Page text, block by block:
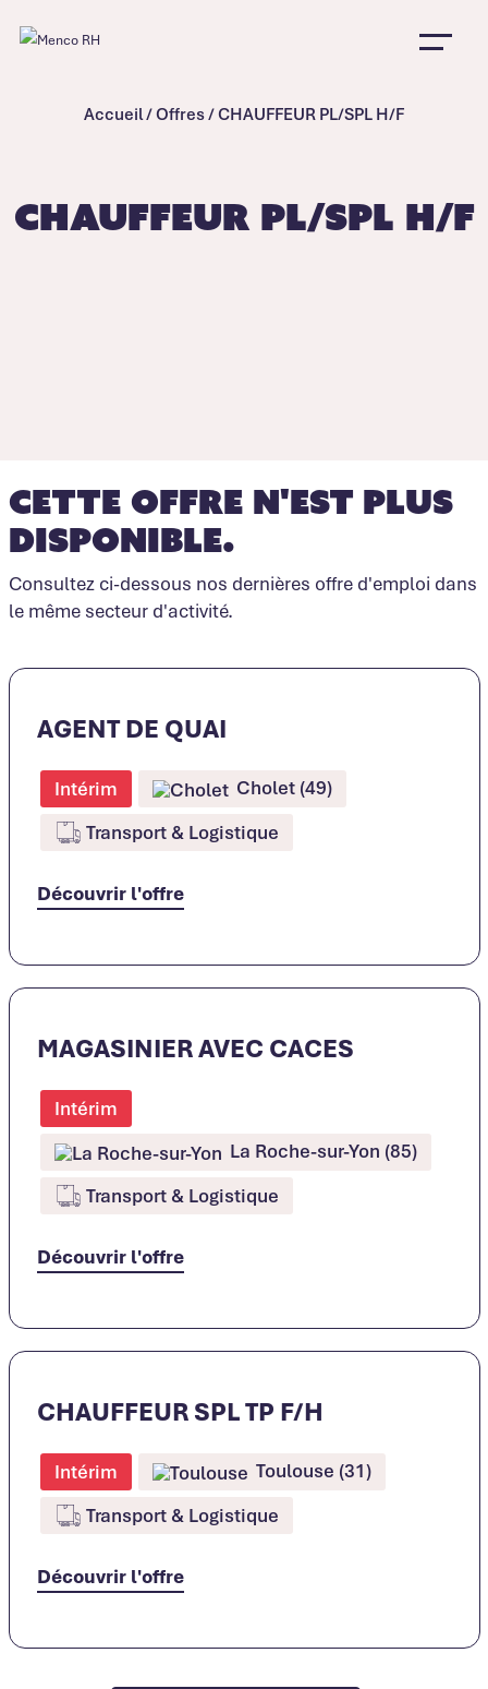
Accueil/Offres/CHAUFFEUR PL/SPL H/F
CHAUFFEUR PL/SPL H/F
Cette offre n'est plus
disponible.
Consultez ci-dessous nos dernières offre d'emploi dans
le même secteur d'activité.
AGENT DE QUAI
Intérim
Cholet (49)
Transport & Logistique
Découvrir l'offre
MAGASINIER AVEC CACES
Intérim
La Roche-sur-Yon (85)
Transport & Logistique
Découvrir l'offre
CHAUFFEUR SPL TP F/H
Intérim
Toulouse (31)
Transport & Logistique
Découvrir l'offre